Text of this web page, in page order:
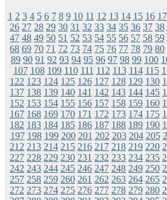
1 2 3 4 5 6 7 8 9 10 11 12 13 14 15 16 17
26 27 28 29 30 31 32 33 34 35 36 37 38
47 48 49 50 51 52 53 54 55 56 57 58 59
68 69 70 71 72 73 74 75 76 77 78 79 80
89 90 91 92 93 94 95 96 97 98 99 100
107 108 109 110 111 112 113 114 115
122 123 124 125 126 127 128 129 130
137 138 139 140 141 142 143 144 145
152 153 154 155 156 157 158 159 160
167 168 169 170 171 172 173 174 175
182 183 184 185 186 187 188 189 190
197 198 199 200 201 202 203 204 205
212 213 214 215 216 217 218 219 220
227 228 229 230 231 232 233 234 235
242 243 244 245 246 247 248 249 250
257 258 259 260 261 262 263 264 265
272 273 274 275 276 277 278 279 280